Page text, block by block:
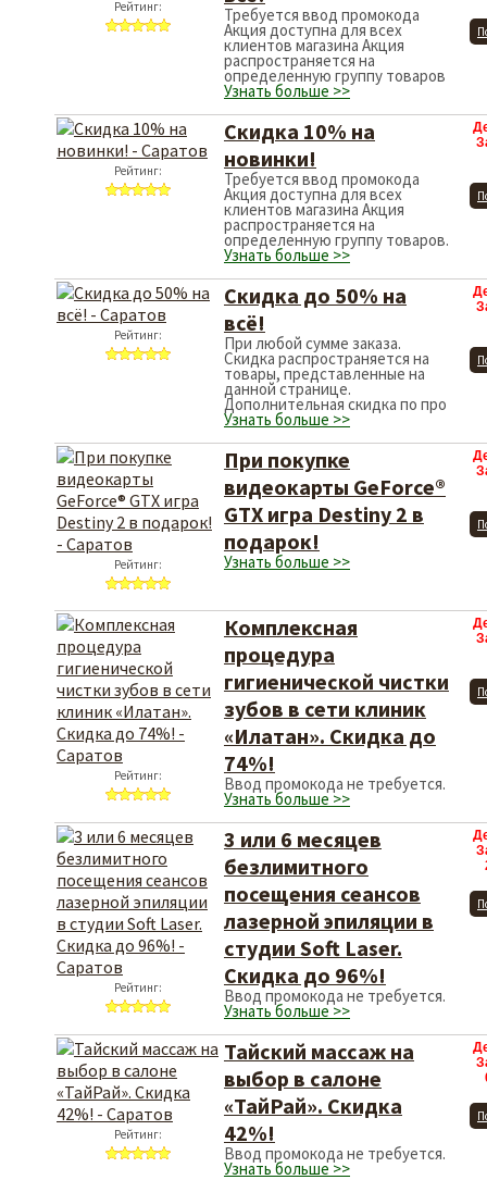
Рейтинг: Требуется ввод промокода
Акция доступна для всех
клиентов магазина Акция
распространяется на
определенную группу товаров
Узнать больше >>
Рейтинг:
Скидка 10% на
новинки!
Требуется ввод промокода
Акция доступна для всех
клиентов магазина Акция
распространяется на
определенную группу товаров.
Узнать больше >>
Рейтинг:
Скидка до 50% на
всё!
При любой сумме заказа.
Скидка распространяется на
товары, представленные на
данной странице.
Дополнительная скидка по про
Узнать больше >>
Рейтинг:
При покупке
видеокарты GeForce®
GTX игра Destiny 2 в
подарок!
Узнать больше >>
Рейтинг:
Комплексная
процедура
гигиенической чистки
зубов в сети клиник
«Илатан». Скидка до
74%!
Ввод промокода не требуется.
Узнать больше >>
Рейтинг:
3 или 6 месяцев
безлимитного
посещения сеансов
лазерной эпиляции в
студии Soft Laser.
Скидка до 96%!
Ввод промокода не требуется.
Узнать больше >>
Рейтинг:
Тайский массаж на
выбор в салоне
«ТайРай». Скидка
42%!
Ввод промокода не требуется.
Узнать больше >>